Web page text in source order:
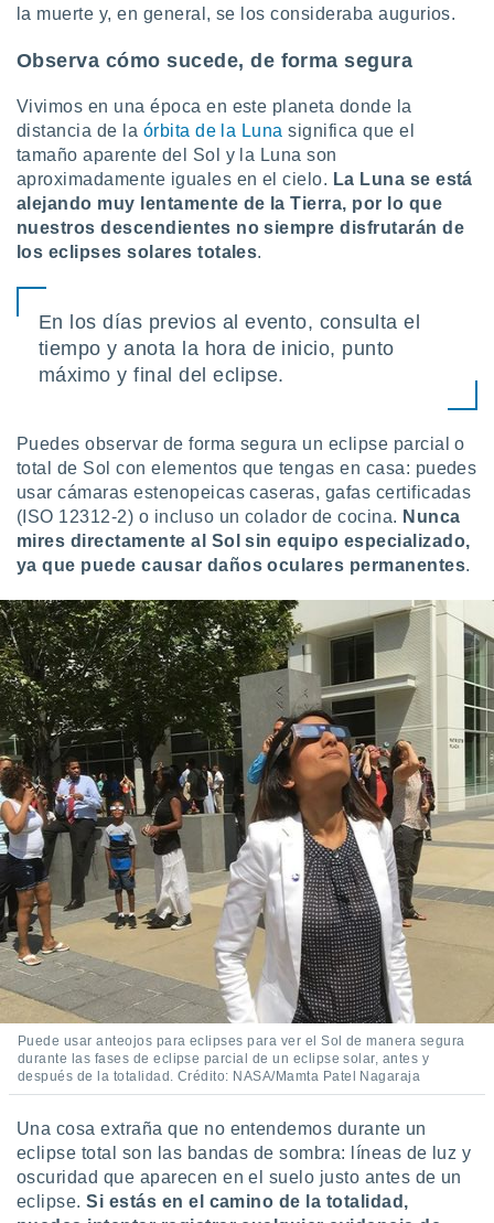
la muerte y, en general, se los consideraba augurios.
Observa cómo sucede, de forma segura
Vivimos en una época en este planeta donde la
distancia de la órbita de la Luna significa que el
tamaño aparente del Sol y la Luna son
aproximadamente iguales en el cielo. La Luna se está
alejando muy lentamente de la Tierra, por lo que
nuestros descendientes no siempre disfrutarán de
los eclipses solares totales.
En los días previos al evento, consulta el
tiempo y anota la hora de inicio, punto
máximo y final del eclipse.
Puedes observar de forma segura un eclipse parcial o
total de Sol con elementos que tengas en casa: puedes
usar cámaras estenopeicas caseras, gafas certificadas
(ISO 12312-2) o incluso un colador de cocina. Nunca
mires directamente al Sol sin equipo especializado,
ya que puede causar daños oculares permanentes.
Puede usar anteojos para eclipses para ver el Sol de manera segura
durante las fases de eclipse parcial de un eclipse solar, antes y
después de la totalidad. Crédito: NASA/Mamta Patel Nagaraja
Una cosa extraña que no entendemos durante un
eclipse total son las bandas de sombra: líneas de luz y
oscuridad que aparecen en el suelo justo antes de un
eclipse.Si estás en el camino de la totalidad,